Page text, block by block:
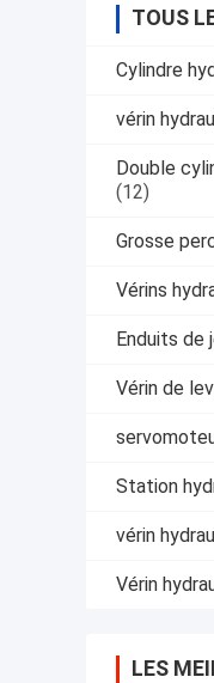
TOUS
Cylindre
vérin
Double
(12)
Grosse
Vérins
Enduits de
Vérin de
Station
vérin
Vérin
LES